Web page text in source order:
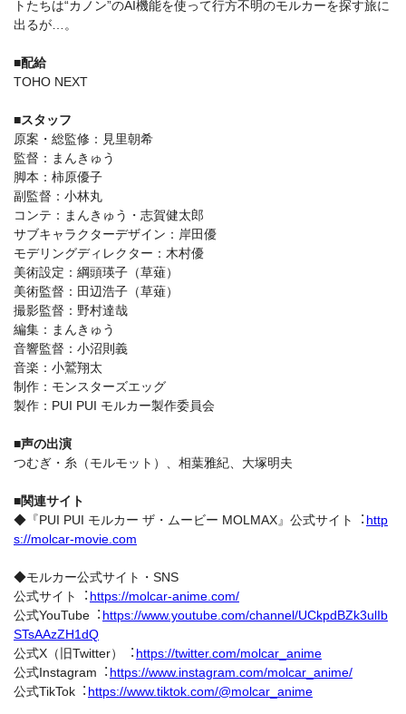
トたちは“カノン”のAI機能を使って⾏⽅不明のモルカーを探す旅に
出るが…。
■配給
TOHO NEXT
■スタッフ
原案・総監修：見里朝希
監督：まんきゅう
脚本：柿原優子
副監督：小林丸
コンテ：まんきゅう・志賀健太郎
サブキャラクターデザイン：岸田優
モデリングディレクター：木村優
美術設定：綱頭瑛子（草薙）
美術監督：田辺浩子（草薙）
撮影監督：野村達哉
編集：まんきゅう
音響監督：小沼則義
音楽：小鷲翔太
制作：モンスターズエッグ
製作：PUI PUI モルカー製作委員会
■声の出演
つむぎ・糸（モルモット）、相葉雅紀、大塚明夫
■関連サイト
◆『PUI PUI モルカー ザ・ムービー MOLMAX』公式サイト︓ http
s://molcar-movie.com
◆モルカー公式サイト・SNS
公式サイト︓ https://molcar-anime.com/
公式YouTube︓ https://www.youtube.com/channel/UCkpdBZk3ulIb
STsAAzZH1dQ
公式X（旧Twitter）︓ https://twitter.com/molcar_anime
公式Instagram︓ https://www.instagram.com/molcar_anime/
公式TikTok︓ https://www.tiktok.com/@molcar_anime